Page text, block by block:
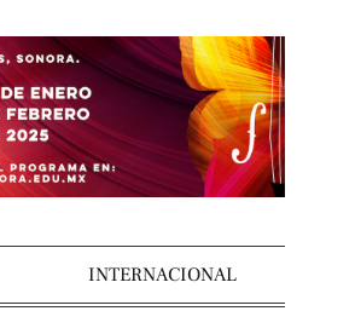
INTERNACIONAL